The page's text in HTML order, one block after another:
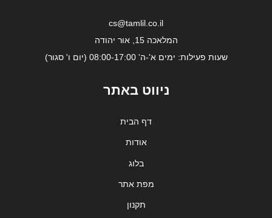
cs@tamlil.co.il
המלאכה 15, אור יהודה
שעות פעילות: ימים א'-ה' 08:00-17:00 (יום ו' סגור)
ניווט באתר
דף הבית
אודות
בלוג
מפת אתר
תקנון